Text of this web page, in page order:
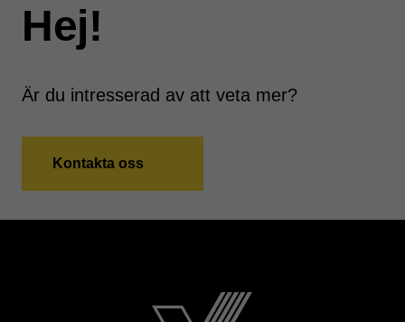
Hej!
Är du intresserad av att veta mer?
Kontakta oss